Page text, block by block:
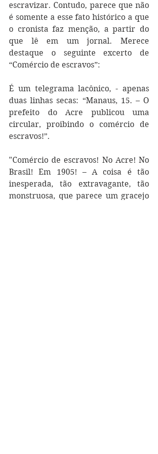
escravizar. Contudo, parece que não
é somente a esse fato histórico a que
o cronista faz menção, a partir do
que lê em um jornal. Merece
destaque o seguinte excerto de
“Comércio de escravos”:
É um telegrama lacônico, - apenas
duas linhas secas: “Manaus, 15. – O
prefeito do Acre publicou uma
circular, proibindo o comércio de
escravos!”.
"Comércio de escravos! No Acre! No
Brasil! Em 1905! – A coisa é tão
inesperada, tão extravagante, tão
monstruosa, que parece um gracejo